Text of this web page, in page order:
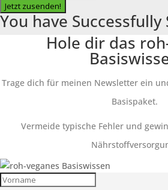
Jetzt zusenden!
You have Successfully
Hole dir das
Trage dich für meinen Newsletter ein
Basispaket.
Vermeide typische Fehler und